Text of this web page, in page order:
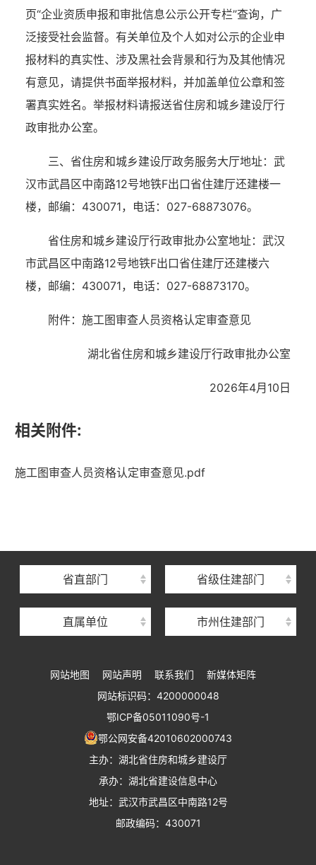
页“企业资质申报和审批信息公示公开专栏”查询，广
泛接受社会监督。有关单位及个人如对公示的企业申
报材料的真实性、涉及黑社会背景和行为及其他情况
有意见，请提供书面举报材料，并加盖单位公章和签
署真实姓名。举报材料请报送省住房和城乡建设厅行
政审批办公室。
三、省住房和城乡建设厅政务服务大厅地址：武
汉市武昌区中南路12号地铁F出口省住建厅还建楼一
楼，邮编：430071，电话：027-68873076。
省住房和城乡建设厅行政审批办公室地址：武汉
市武昌区中南路12号地铁F出口省住建厅还建楼六
楼，邮编：430071，电话：027-68873170。
附件：施工图审查人员资格认定审查意见
湖北省住房和城乡建设厅行政审批办公室
2026年4月10日
相关附件:
施工图审查人员资格认定审查意见.pdf
省直部门 省级住建部门
直属单位
湖北省住房保障中心
湖北省建设工程质量安全监督总站
湖北省建设工程标准定额管理总站
湖北省住建厅执业资格注册中心
湖北省城乡建设发展中心
湖北城市建设职业技术学院
市州住建部门
网站地图 网站声明 联系我们
新媒体矩阵
网站标识码：4200000048
鄂ICP备05011090号-1
鄂公网安备42010602000743
主办：湖北省住房和城乡建设厅
承办：湖北省建设信息中心
地址：武汉市武昌区中南路12号
邮政编码：430071